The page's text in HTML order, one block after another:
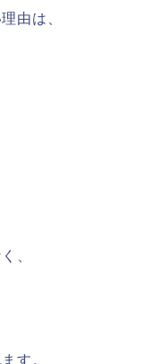
由は、
、
す。